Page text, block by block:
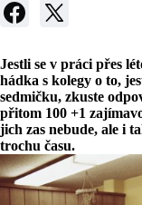
Jestli se v práci přes
hádka s kolegy o to,
sedmičku, zkuste
přitom 100 +1
jich zas nebude, ale i
trochu času.